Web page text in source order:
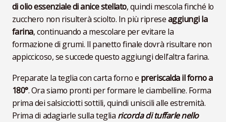
di olio essenziale di anice stellato, quindi mescola finché lo
zucchero non risulterà sciolto. In più ripreseaggiungi la
farina, continuando a mescolare per evitare la
formazione di grumi. Il panetto finale dovrà risultare non
appiccicoso, se succede questo aggiungi dell’altra farina.
Preparate la teglia con carta forno e preriscalda il forno a
180°. Ora siamo pronti per formare le ciambelline. Forma
prima dei salsicciotti sottili, quindi uniscili alle estremità.
Prima di adagiarle sulla teglia ricorda di tuffarle nello